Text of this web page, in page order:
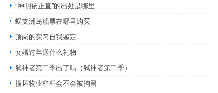
“神明依正直”的出处是哪里
蜈支洲岛船票在哪里购买
顶岗的实习自我鉴定
女婿过年送什么礼物
弑神者第二季出了吗（弑神者第二季）
撞坏物业栏杆会不会被拘留